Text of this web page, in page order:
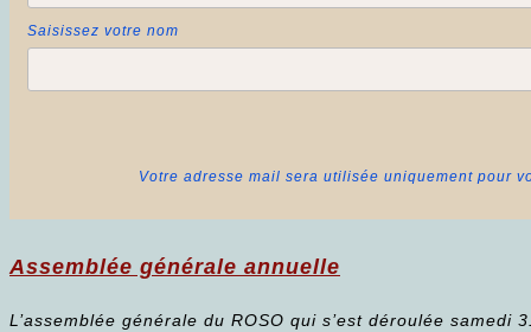
Saisissez votre nom
Votre adresse mail sera utilisée uniquement pour
Assemblée générale annuelle
L’assemblée générale du ROSO qui s’est déroulée